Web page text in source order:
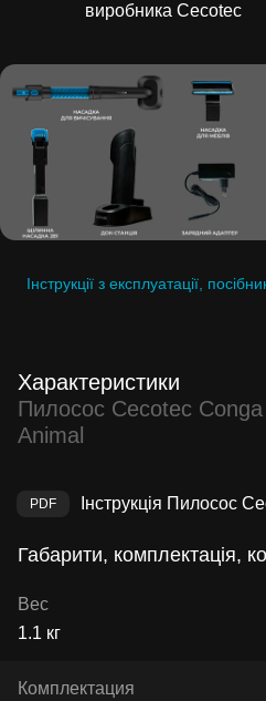
виробника Cecotec
Інструкції з експлуатації,
Характеристики
Пилосос Cecotec
Animal
Габарити, комплектація,
Вес
1.1 кг
Комплектация